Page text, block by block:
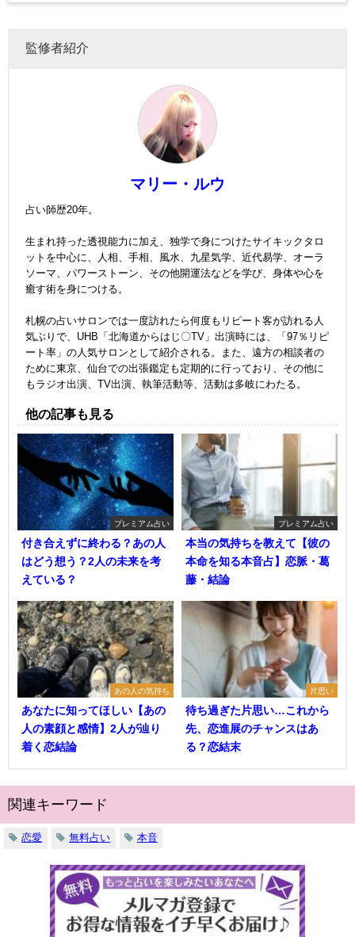
監修者紹介
マリー・ルウ
占い師歴20年。
生まれ持った透視能力に加え、独学で身につけたサイキックタロ
ットを中心に、人相、手相、風水、九星気学、近代易学、オーラ
ソーマ、パワーストーン、その他開運法などを学び、身体や心を
癒す術を身につける。
札幌の占いサロンでは一度訪れたら何度もリピート客が訪れる人
気ぶりで、UHB「北海道からはじ〇TV」出演時には、「97％リピ
ート率」の人気サロンとして紹介される。また、遠方の相談者の
ために東京、仙台での出張鑑定も定期的に行っており、その他に
もラジオ出演、TV出演、執筆活動等、活動は多岐にわたる。
他の記事も見る
プレミアム占い
付き合えずに終わる？あの人
はどう想う？2人の未来を考
えている？
プレミアム占い
本当の気持ちを教えて【彼の
本命を知る本音占】恋脈・葛
藤・結論
あの人の気持ち
あなたに知ってほしい【あの
人の素顔と感情】2人が辿り
着く恋結論
片思い
待ち過ぎた片思い…これから
先、恋進展のチャンスはあ
る？恋結末
関連キーワード
恋愛 無料占い 本音